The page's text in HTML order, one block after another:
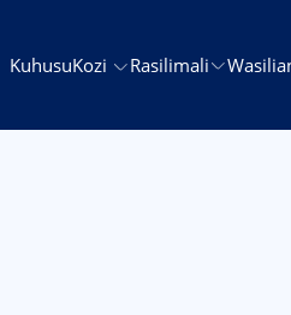
KuhusuKozi Rasilimali